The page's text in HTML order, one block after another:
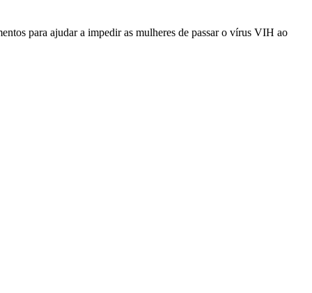
para ajudar a impedir as mulheres de passar o vírus VIH ao